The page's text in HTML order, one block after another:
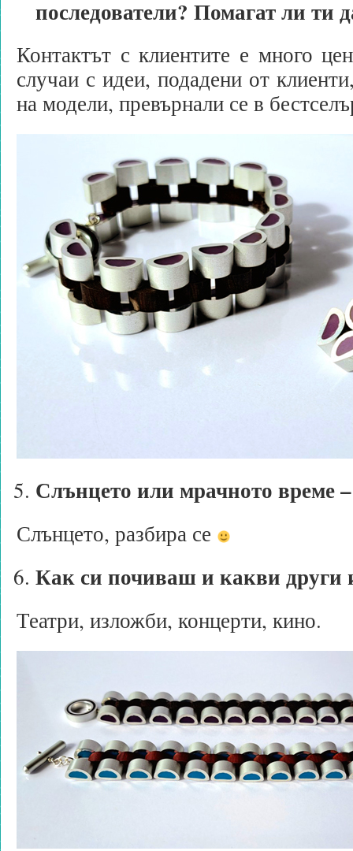
последователи? Помагат ли ти
Контактът с клиентите е много
случаи с идеи, подадени от
на модели, превърнали се в
Слънцето или мрачното време
Слънцето, разбира се
Как си почиваш и какви други
Театри, изложби, концерти, кино.